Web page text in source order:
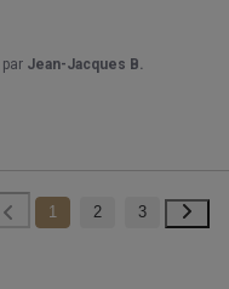
par Jean-Jacques B.
1 2 3